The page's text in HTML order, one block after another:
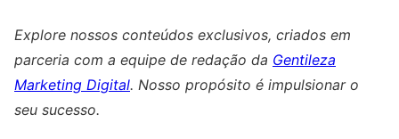
Explore nossos conteúdos exclusivos, criados em
parceria com a equipe de redação da Gentileza
Marketing Digital. Nosso propósito é impulsionar o
seu sucesso.